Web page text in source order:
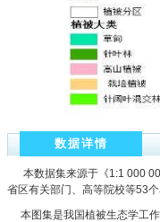
数据详情
本数据集来源于《1:1 000
省区有关部门、高等院校等53
本图集是我国植被生态学工作